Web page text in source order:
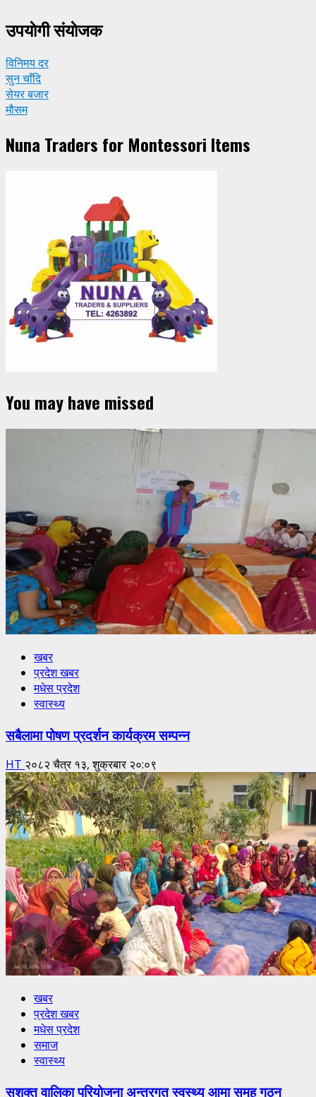
उपयाेगी संयाेजक
विनिमय दर
सुन चाँदि
सेयर बजार
मौसम
Nuna Traders for Montessori Items
You may have missed
खबर
प्रदेश खबर
मधेस प्रदेश
स्वास्थ्य
सबैलामा पोषण प्रदर्शन कार्यक्रम सम्पन्न
HT २०८२ चैत्र १३, शुक्रबार २०:०९
खबर
प्रदेश खबर
मधेस प्रदेश
समाज
स्वास्थ्य
सशक्त वालिका परियोजना अन्तरगत स्वस्थ्य आमा समुह गठन